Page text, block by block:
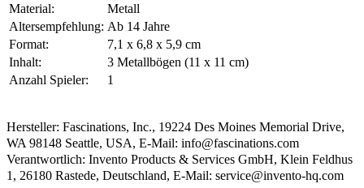
Material:
Metall
Altersempfehlung: Ab 14 Jahre
Format:
7,1 x 6,8 x 5,9 cm
Inhalt:
3 Metallbögen (11 x 11 cm)
Anzahl Spieler:
1
Hersteller: Fascinations, Inc., 19224 Des Moines Memorial Drive,
WA 98148 Seattle, USA, E-Mail: info@fascinations.com
Verantwortlich: Invento Products & Services GmbH, Klein Feldhus
1, 26180 Rastede, Deutschland, E-Mail: service@invento-hq.com